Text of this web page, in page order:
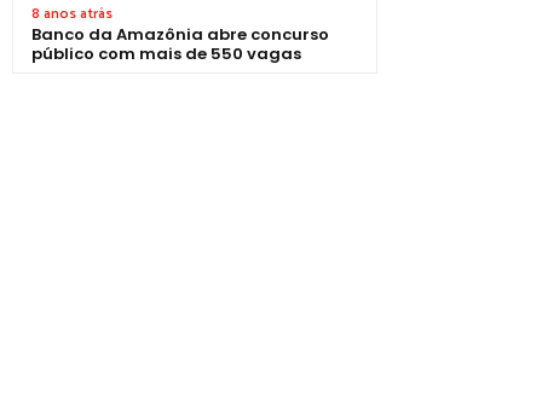
8 anos atrás
Banco da Amazônia abre concurso
público com mais de 550 vagas